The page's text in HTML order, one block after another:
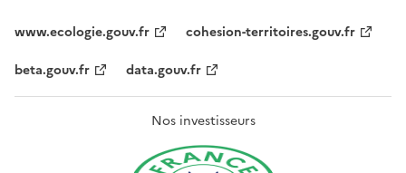
www.ecologie.gouv.fr
cohesion-territoires.gouv.fr
beta.gouv.fr
data.gouv.fr
Nos investisseurs